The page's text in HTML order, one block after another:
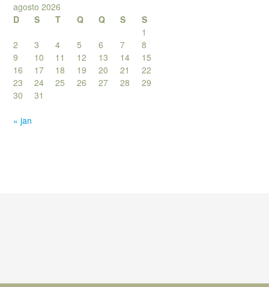
agosto 2026
D
S T Q Q S
S
1
2
3 4 5 6 7
8
9
10 11 12 13 14
15
16
17 18 19 20 21
22
23
24 25 26 27 28
29
30
31
« jan